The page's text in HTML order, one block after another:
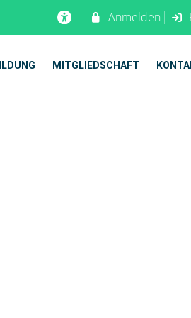
Anmelden
MITGLIEDSCHAFT